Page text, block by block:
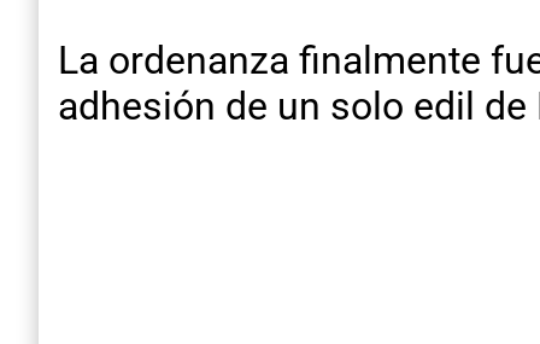
La ordenanza finalmente
adhesión de un solo edil